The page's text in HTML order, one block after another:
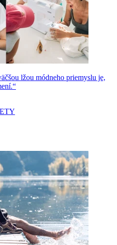
lžou módneho priemyslu je,